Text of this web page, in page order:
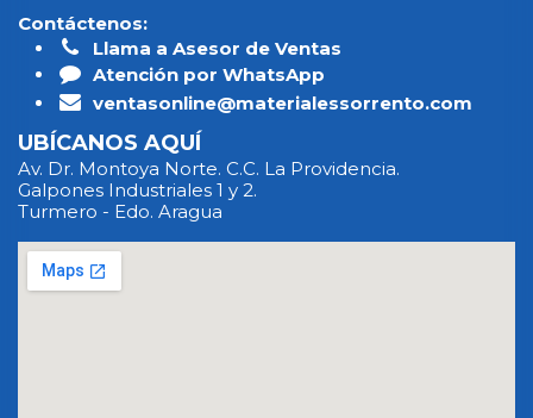
Contáctenos:
Llama a Asesor de Ventas
Atención por WhatsApp
ventasonline@materialessorrento.com
UBÍCANOS AQUÍ
Av. Dr. Montoya Norte. C.C. La Providencia.
Galpones Industriales 1 y 2.
Turmero - Edo. Aragua